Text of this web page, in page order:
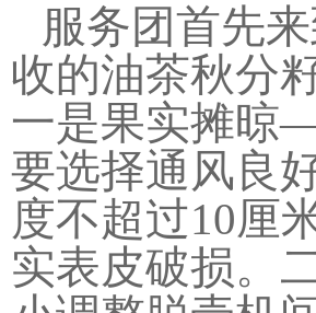
服务团首先
收的油茶秋分
一是果实摊晾
要选择通风良
度不超过10厘
实表皮破损。